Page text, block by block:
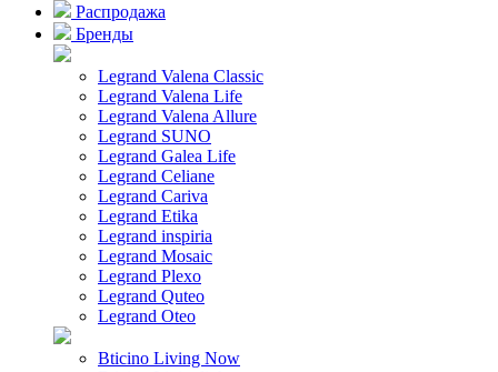
Распродажа
Бренды
Legrand Valena Classic
Legrand Valena Life
Legrand Valena Allure
Legrand SUNO
Legrand Galea Life
Legrand Celiane
Legrand Cariva
Legrand Etika
Legrand inspiria
Legrand Mosaic
Legrand Plexo
Legrand Quteo
Legrand Oteo
Bticino Living Now